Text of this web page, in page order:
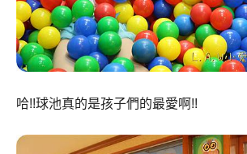
哈!!球池真的是孩子們的最愛啊!!